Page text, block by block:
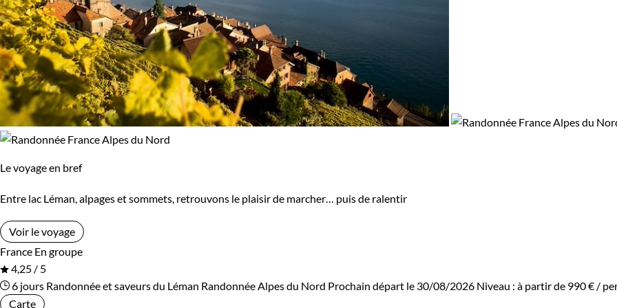
Le voyage en bref
Entre lac Léman, alpages et sommets, retrouvons le plaisir de marcher… puis de ralentir
Voir le voyage
France En groupe
4,25 / 5
6 jours Randonnée et saveurs du Léman Randonnée Alpes du Nord Prochain départ le 30/08/2026 Niveau : à partir de 990 € /
Carte